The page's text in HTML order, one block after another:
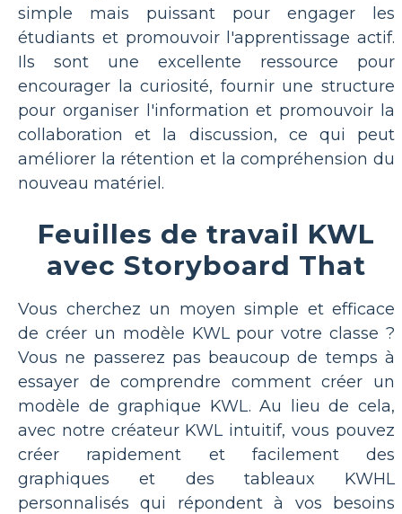
simple mais puissant pour engager les
étudiants et promouvoir l'apprentissage actif.
Ils sont une excellente ressource pour
encourager la curiosité, fournir une structure
pour organiser l'information et promouvoir la
collaboration et la discussion, ce qui peut
améliorer la rétention et la compréhension du
nouveau matériel.
Feuilles de travail KWL
avec Storyboard That
Vous cherchez un moyen simple et efficace
de créer un modèle KWL pour votre classe ?
Vous ne passerez pas beaucoup de temps à
essayer de comprendre comment créer un
modèle de graphique KWL. Au lieu de cela,
avec notre créateur KWL intuitif, vous pouvez
créer rapidement et facilement des
graphiques et des tableaux KWHL
personnalisés qui répondent à vos besoins